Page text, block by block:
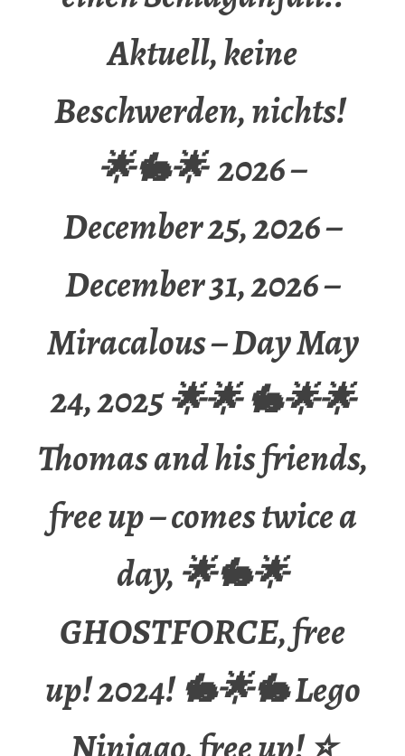
Aktuell, keine
Beschwerden, nichts!
🌟🐇🌟 2026 –
December 25, 2026 –
December 31, 2026 –
Miracalous – Day May
24, 2025 🌟🌟 🐇🌟🌟
Thomas and his friends,
free up – comes twice a
day, 🌟🐇🌟
GHOSTFORCE, free
up! 2024! 🐇🌟🐇 Lego